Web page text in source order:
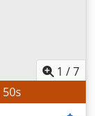
1 /7
48s